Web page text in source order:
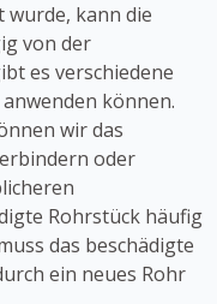
kann die
von der
es verschiedene
können.
wir das
oder
Rohrstück häufig
das beschädigte
ein neues Rohr